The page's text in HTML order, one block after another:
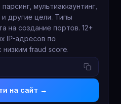
мультиаккаунтинг,
другие цели. Типы
на создание портов. 12+
IP-адресов по
fraud score.
на сайт →